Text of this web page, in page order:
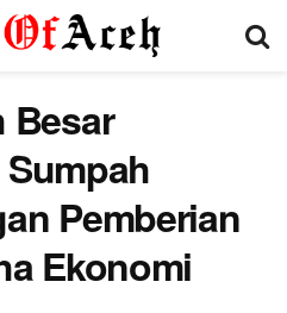
Besar
Pemberian
Ekonomi